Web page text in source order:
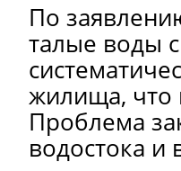
По
талые воды
жилища, что
Проблема
водостока и